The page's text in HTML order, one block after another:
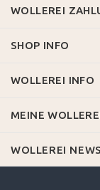
WOLLEREI
SHOP INFO
WOLLEREI INFO
MEINE
WOLLEREI